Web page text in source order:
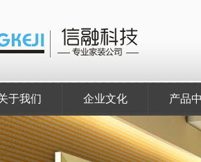
于我们 企业文化 产品